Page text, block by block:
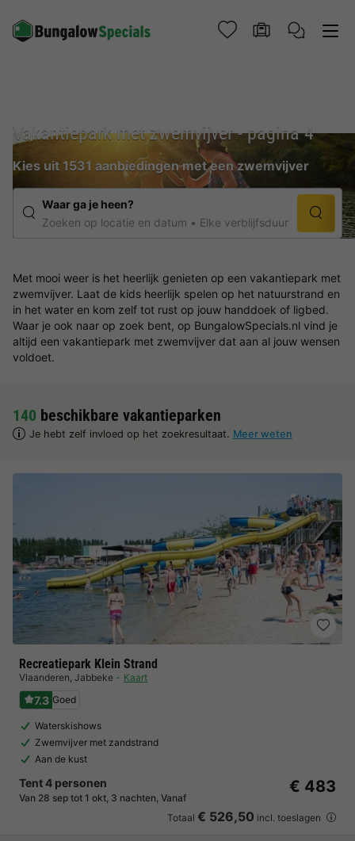
Vakantiepark met zwemvijver - pagina 4
Kies uit 1531 aanbiedingen met een zwemvijver
Waar ga je heen?
Zoeken op locatie en datum
Elke verblijfsduur
Met mooi weer is het heerlijk genieten op een vakantiepark met
zwemvijver. Laat de kids heerlijk spelen op het natuurstrand en
in het water en kom zelf tot rust op jouw handdoek of ligbed.
Waar je ook naar op zoek bent, op BungalowSpecials.nl vind je
altijd een vakantiepark met zwemvijver dat aan al jouw wensen
voldoet.
140 beschikbare vakantieparken
Je hebt zelf invloed op het zoekresultaat. Meer weten
Recreatiepark Klein Strand
Vlaanderen, Jabbeke Kaart
7.3 Goed
Waterskishows
Zwemvijver met zandstrand
Aan de kust
Tent 4 personen
Van 28 sep tot 1 okt, 3 nachten, Vanaf
€ 483
Totaal € 526,50 incl. toeslagen